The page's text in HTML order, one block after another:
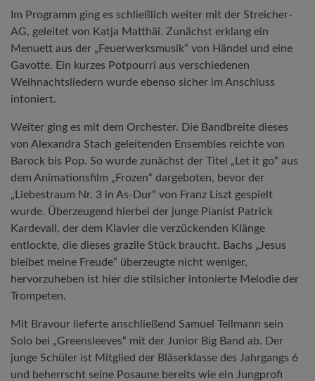
Im Programm ging es schließlich weiter mit der Streicher-
AG, geleitet von Katja Matthäi. Zunächst erklang ein
Menuett aus der „Feuerwerksmusik“ von Händel und eine
Gavotte. Ein kurzes Potpourri aus verschiedenen
Weihnachtsliedern wurde ebenso sicher im Anschluss
intoniert.
Weiter ging es mit dem Orchester. Die Bandbreite dieses
von Alexandra Stach geleitenden Ensembles reichte von
Barock bis Pop. So wurde zunächst der Titel „Let it go“ aus
dem Animationsfilm „Frozen“ dargeboten, bevor der
„Liebestraum Nr. 3 in As-Dur“ von Franz Liszt gespielt
wurde. Überzeugend hierbei der junge Pianist Patrick
Kardevall, der dem Klavier die verzückenden Klänge
entlockte, die dieses grazile Stück braucht. Bachs „Jesus
bleibet meine Freude“ überzeugte nicht weniger,
hervorzuheben ist hier die stilsicher intonierte Melodie der
Trompeten.
Mit Bravour lieferte anschließend Samuel Tellmann sein
Solo bei „Greensleeves“ mit der Junior Big Band ab. Der
junge Schüler ist Mitglied der Bläserklasse des Jahrgangs 6
und beherrscht seine Posaune bereits wie ein Jungprofi